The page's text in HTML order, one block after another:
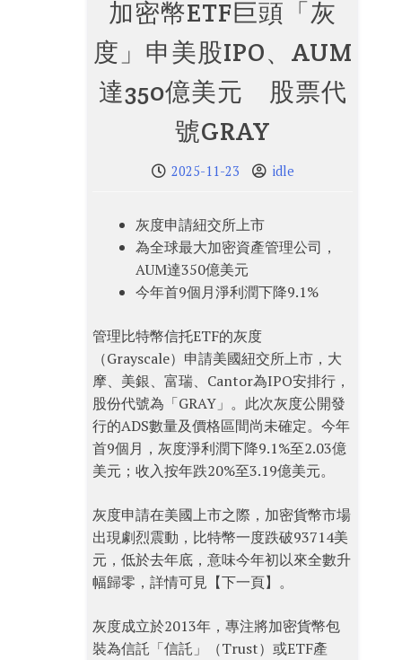
加密幣ETF巨頭「灰
度」申美股IPO、AUM
達350億美元 股票代
號GRAY
2025-11-23 idle
灰度申請紐交所上市
為全球最大加密資產管理公司，
AUM達350億美元
今年首9個月淨利潤下降9.1%
管理比特幣信托ETF的灰度
（Grayscale）申請美國紐交所上市，大
摩、美銀、富瑞、Cantor為IPO安排行，
股份代號為「GRAY」。此次灰度公開發
行的ADS數量及價格區間尚未確定。今年
首9個月，灰度淨利潤下降9.1%至2.03億
美元；收入按年跌20%至3.19億美元。
灰度申請在美國上市之際，加密貨幣市場
出現劇烈震動，比特幣一度跌破93714美
元，低於去年底，意味今年初以來全數升
幅歸零，詳情可見【下一頁】。
灰度成立於2013年，專注將加密貨幣包
裝為信託「信託」（Trust）或ETF產